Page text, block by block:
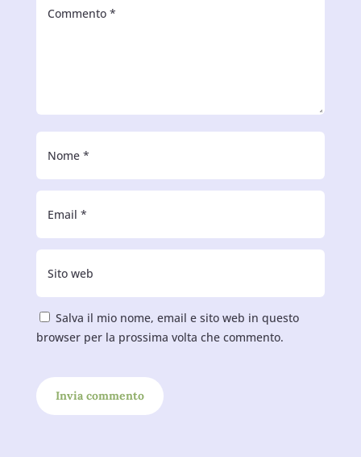
Salva il mio nome, email e sito web in questo
browser per la prossima volta che commento.
Invia commento